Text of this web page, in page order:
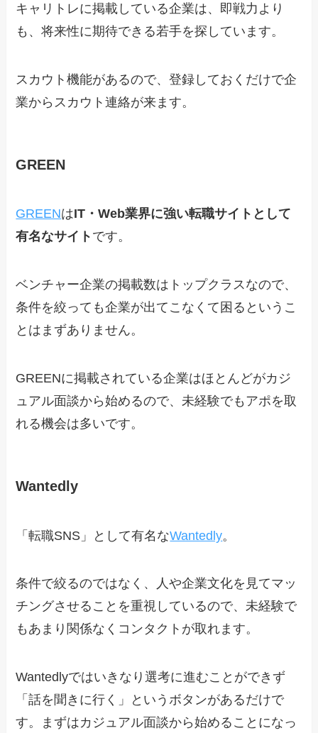
キャリトレに掲載している企業は、即戦力より
も、将来性に期待できる若手を探しています。
スカウト機能があるので、登録しておくだけで企
業からスカウト連絡が来ます。
GREEN
GREENはIT・Web業界に強い転職サイトとして
有名なサイト です。
ベンチャー企業の掲載数はトップクラスなので、
条件を絞っても企業が出てこなくて困るというこ
とはまずありません。
GREENに掲載されている企業はほとんどがカジ
ュアル面談から始めるので、未経験でもアポを取
れる機会は多いです。
Wantedly
「転職SNS」として有名なWantedly。
条件で絞るのではなく、人や企業文化を見てマッ
チングさせることを重視しているので、未経験で
もあまり関係なくコンタクトが取れます。
Wantedlyではいきなり選考に進むことができず
「話を聞きに行く」というボタンがあるだけで
す。まずはカジュアル面談から始めることになっ